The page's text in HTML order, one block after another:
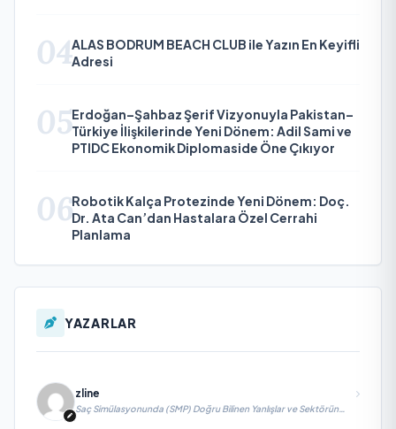
04ALAS BODRUM BEACH CLUB ile Yazın En Keyifli
Adresi
05Erdoğan–Şahbaz Şerif Vizyonuyla Pakistan–
Türkiye İlişkilerinde Yeni Dönem: Adil Sami ve
PTIDC Ekonomik Diplomaside Öne Çıkıyor
06Robotik Kalça Protezinde Yeni Dönem: Doç.
Dr. Ata Can’dan Hastalara Özel Cerrahi
Planlama
YAZARLAR
zline
Saç Simülasyonunda (SMP) Doğru Bilinen Yanlışlar ve Sektörün
Geleceği: Onur Akdeniz ile Özel Röportaj